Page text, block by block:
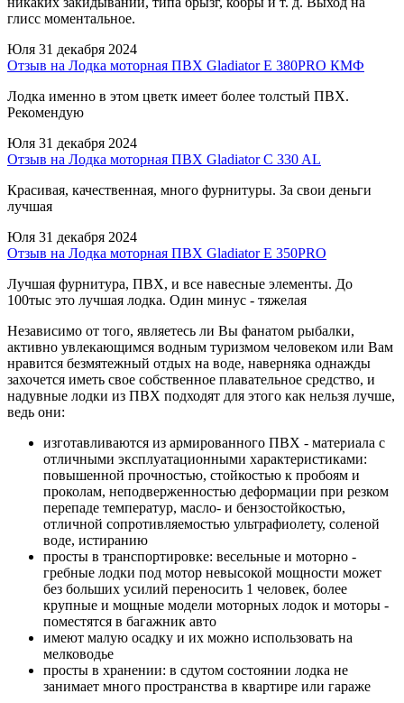
глисс моментальное.
Юля 31 декабря 2024
Отзыв на Лодка моторная ПВХ Gladiator E 380PRO КМФ
Лодка именно в этом цветк имеет более толстый ПВХ.
Рекомендую
Юля 31 декабря 2024
Отзыв на Лодка моторная ПВХ Gladiator C 330 AL
Красивая, качественная, много фурнитуры. За свои деньги
лучшая
Юля 31 декабря 2024
Отзыв на Лодка моторная ПВХ Gladiator E 350PRO
Лучшая фурнитура, ПВХ, и все навесные элементы. До
100тыс это лучшая лодка. Один минус - тяжелая
Независимо от того, являетесь ли Вы фанатом рыбалки,
активно увлекающимся водным туризмом человеком или Вам
нравится безмятежный отдых на воде, наверняка однажды
захочется иметь свое собственное плавательное средство, и
надувные лодки из ПВХ подходят для этого как нельзя лучше,
ведь они:
изготавливаются из армированного ПВХ - материала с
отличными эксплуатационными характеристиками:
повышенной прочностью, стойкостью к пробоям и
проколам, неподверженностью деформации при резком
перепаде температур, масло- и бензостойкостью,
отличной сопротивляемостью ультрафиолету, соленой
воде, истиранию
просты в транспортировке: весельные и моторно -
гребные лодки под мотор невысокой мощности может
без больших усилий переносить 1 человек, более
крупные и мощные модели моторных лодок и моторы -
поместятся в багажник авто
имеют малую осадку и их можно использовать на
мелководье
просты в хранении: в сдутом состоянии лодка не
занимает много пространства в квартире или гараже